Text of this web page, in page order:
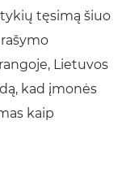
tęsimą šiuo
Lietuvos
kad įmonės
kaip